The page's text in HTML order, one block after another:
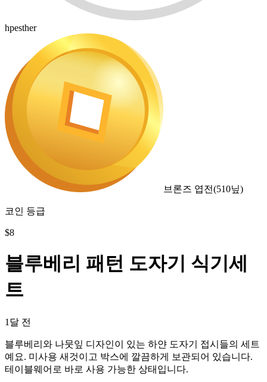
hpesther
브론즈 엽전(510닢)
코인 등급
$8
블루베리 패턴 도자기 식기세
트
1달 전
블루베리와 나뭇잎 디자인이 있는 하얀 도자기 접시들의 세트
예요. 미사용 새것이고 박스에 깔끔하게 보관되어 있습니다.
테이블웨어로 바로 사용 가능한 상태입니다.